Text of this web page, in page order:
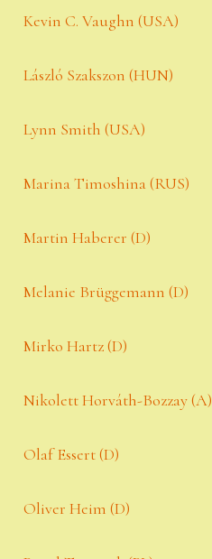
Kevin C. Vaughn (USA)
László Szakszon (HUN)
Lynn Smith (USA)
Marina Timoshina (RUS)
Martin Haberer (D)
Melanie Brüggemann (D)
Mirko Hartz (D)
Nikolett Horváth-Bozzay (A)
Olaf Essert (D)
Oliver Heim (D)